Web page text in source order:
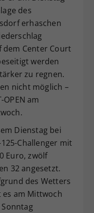
des
erhaschen
dem Center Court
werden
zu regnen.
nicht möglich –
OPEN am
Dienstag bei
125-Challenger mit
Euro, zwölf
32 angesetzt.
des Wetters
es am Mittwoch
Ihre Consent-
anderem eine
ID, für die
Ihrer
dies eingestellt